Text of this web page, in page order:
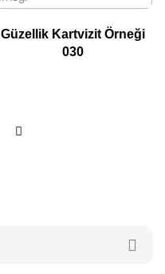
Güzellik Kartvizit Örneği
030